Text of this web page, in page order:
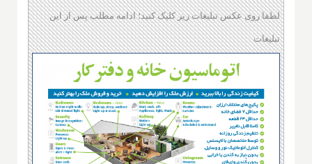
لطفا روی عکس تبلیغات زیر کلیک کنید؛ ادامه مطلب پس از این
تبلیغات